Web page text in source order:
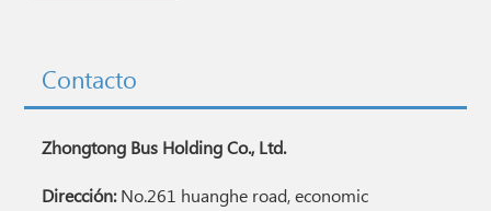
Contacto
Zhongtong Bus Holding Co., Ltd.
Dirección:No.261 huanghe road, economic